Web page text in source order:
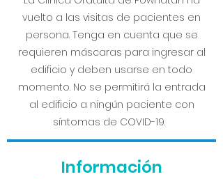
vuelto a las visitas de pacientes en
persona. Tenga en cuenta que se
requieren máscaras para ingresar al
edificio y deben usarse en todo
momento. No se permitirá la entrada
al edificio a ningún paciente con
síntomas de COVID-19.
Información